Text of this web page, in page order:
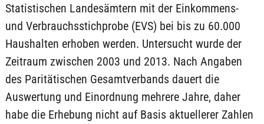
Statistischen Landesämtern mit der Einkommens-
und Verbrauchsstichprobe (EVS) bei bis zu 60.000
Haushalten erhoben werden. Untersucht wurde der
Zeitraum zwischen 2003 und 2013. Nach Angaben
des Paritätischen Gesamtverbands dauert die
Auswertung und Einordnung mehrere Jahre, daher
habe die Erhebung nicht auf Basis aktuellerer Zahlen